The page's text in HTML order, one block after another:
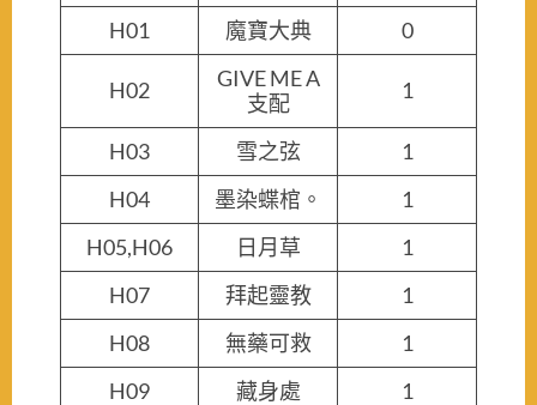
H01
魔寶大典 0
H02
GIVE ME A
支配
1
H03 雪之弦
1
H04
墨染蝶棺。
1
H05,H06
日月草
1
H07
拜起靈教
1
H08
無藥可救
1
H09
藏身處 1